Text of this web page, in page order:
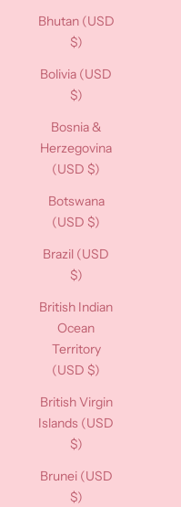
Bhutan (USD
$)
Bolivia (USD
$)
Bosnia &
Herzegovina
(USD $)
Botswana
(USD $)
Brazil (USD
$)
British Indian
Ocean
Territory
(USD $)
British Virgin
Islands (USD
$)
Brunei (USD
$)